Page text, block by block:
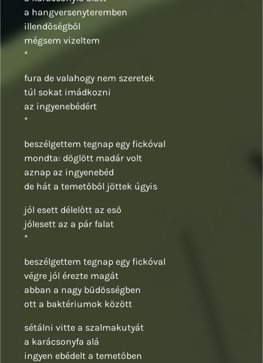
a hangversenyteremben
illendőségből
mégsem vizeltem
*
fura de valahogy nem szeretek
túl sokat imádkozni
az ingyenebédért
*
beszélgettem tegnap egy fickóval
mondta: döglött madár volt
aznap az ingyenebéd
de hát a temetőből jöttek úgyis
jól esett délelőtt az eső
jólesett az a pár falat
*
beszélgettem tegnap egy fickóval
végre jól érezte magát
abban a nagy büdösségben
ott a baktériumok között
sétálni vitte a szalmakutyát
a karácsonyfa alá
ingyen ebédelt a temetőben